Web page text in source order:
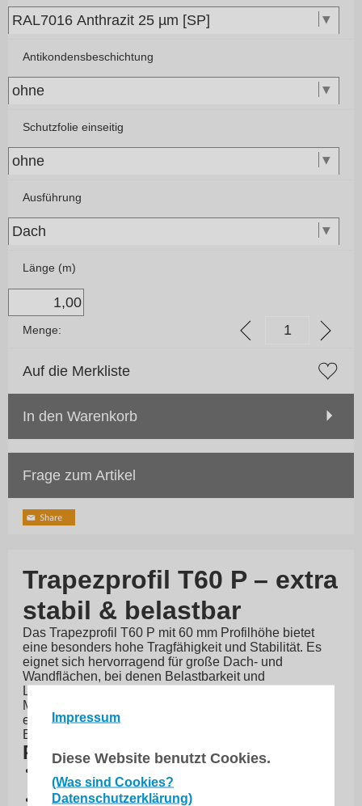
Impressum
Diese Website benutzt Cookies.
(Was sind Cookies?
Datenschutzerklärung)
Antikondensbeschichtung
Schutzfolie einseitig
Ausführung
Länge (m)
Menge:
Auf die Merkliste
In den Warenkorb
Frage zum Artikel
Trapezprofil T60 P – extra
stabil & belastbar
Das Trapezprofil T60 P mit 60 mm Profilhöhe bietet
eine besonders hohe Tragfähigkeit und Stabilität. Es
eignet sich hervorragend für große Dach- und
Wandflächen, bei denen Belastbarkeit und
Langlebigkeit gefragt sind. Mit verschiedenen
Materialstärken und hochwertigen Beschichtungen ist
es eine zuverlässige Wahl für anspruchsvolle
Bauprojekte.
Produktvorteile
Tragfähigkeit
Verschiedene Materialstärken (0,50 / 0,63 / 0,70 /